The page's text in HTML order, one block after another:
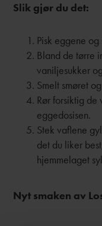
Slik gjør du det:
Pisk eggene
Bland de tørre
vaniljesukker
Smelt smøret
Rør forsiktig
eggedosisen.
Stek vaflene
det du liker
hjemmelaget
Nyt smaken av